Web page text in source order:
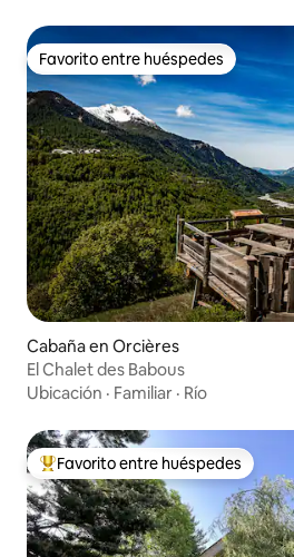
Favorito entre huéspedes
Favorito entre huéspedes
Cabaña en Orcières
El Chalet des Babous
Ubicación · Familiar · Río
Favorito entre huéspedes preferido
Favorito entre huéspedes